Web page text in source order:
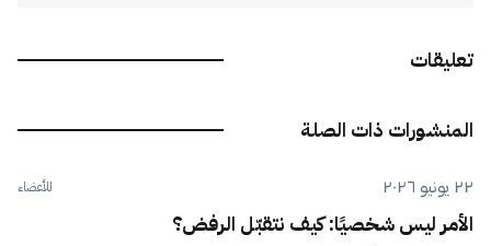
تعليقات
المنشورات ذات الصلة
٢٢ يونيو ٢٠٢٦ للأعضاء
الأمر ليس شخصيًا: كيف نتقبّل الرفض؟